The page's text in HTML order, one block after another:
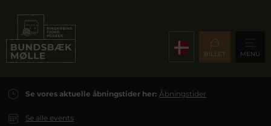
BILLET MENU
Se vores aktuelle åbningstider her: Åbningstider
Se alle events